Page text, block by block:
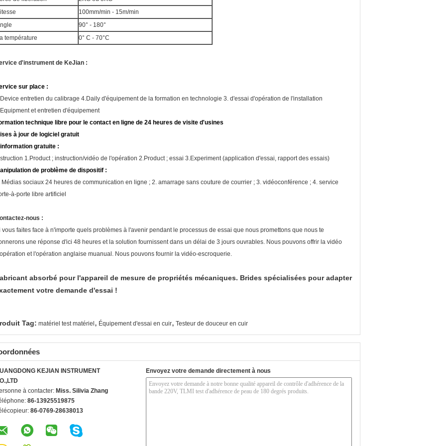
100mm/min - 15m/min
90° - 180°
température
0° C - 70°C
d'instrument de KeJian :
sur place :
entretien du calibrage 4.Daily d'équipement de la formation en technologie 3. d'essai d'opération de l'installation
et entretien d'équipement
technique libre pour le contact en ligne de 24 heures de visite d'usines
à jour de logiciel gratuit
gratuite :
1.Product ; instruction/vidéo de l'opération 2.Product ; essai 3.Experiment (application d'essai, rapport des essais)
de problème de dispositif :
Médias sociaux 24 heures de communication en ligne ; 2. amarrage sans couture de courrier ; 3. vidéoconférence ; 4. service
à-porte libre artificiel
nous :
vous faites face à n'importe quels problèmes à l'avenir pendant le processus de essai que nous promettons que nous te
une réponse d'ici 48 heures et la solution fournissent dans un délai de 3 jours ouvrables. Nous pouvons offrir la vidéo
et l'opération anglaise muanual. Nous pouvons fournir la vidéo-escroquerie.
absorbé pour l'appareil de mesure de propriétés mécaniques. Brides spécialisées pour adapter
votre demande d'essai !
Tag: matériel test matériel , Équipement d'essai en cuir, Testeur de douceur en cuir
KEJIAN INSTRUMENT
à contacter: Miss. Silivia Zhang
86-13925519875
86-0769-28638013
Envoyez votre demande directement à nous